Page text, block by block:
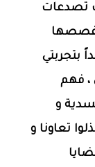
تصدعات
غصصها
بتجربتي
، فهم
و
تعاونا و